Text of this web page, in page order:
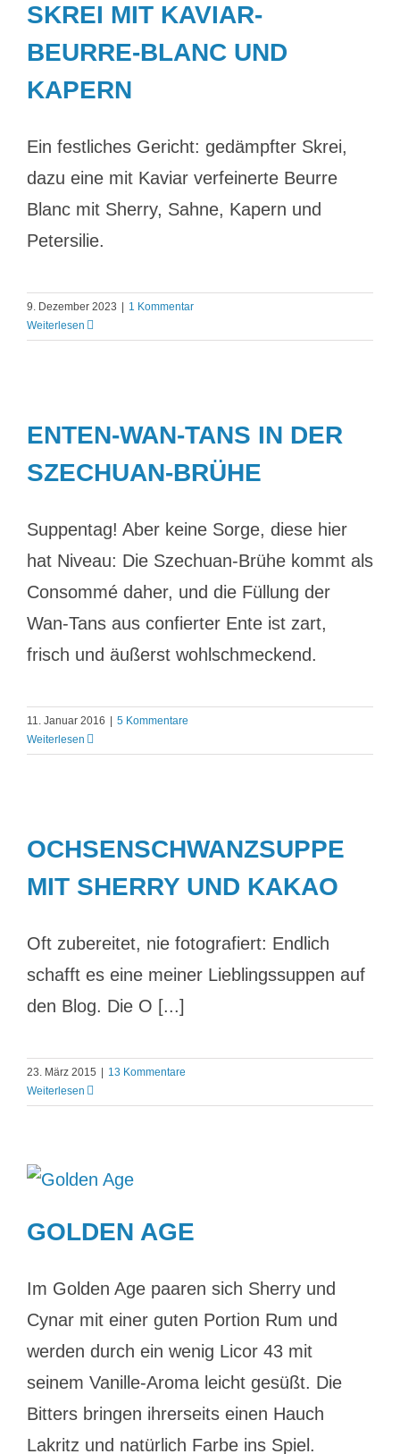
SKREI MIT KAVIAR-
BEURRE-BLANC UND
KAPERN
Ein festliches Gericht: gedämpfter Skrei,
dazu eine mit Kaviar verfeinerte Beurre
Blanc mit Sherry, Sahne, Kapern und
Petersilie.
9. Dezember 2023
1 Kommentar
Weiterlesen
ENTEN-WAN-TANS IN DER
SZECHUAN-BRÜHE
Suppentag! Aber keine Sorge, diese hier
hat Niveau: Die Szechuan-Brühe kommt als
Consommé daher, und die Füllung der
Wan-Tans aus confierter Ente ist zart,
frisch und äußerst wohlschmeckend.
11. Januar 2016
5 Kommentare
Weiterlesen
OCHSENSCHWANZSUPPE
MIT SHERRY UND KAKAO
Oft zubereitet, nie fotografiert: Endlich
schafft es eine meiner Lieblingssuppen auf
den Blog. Die O [...]
23. März 2015
13 Kommentare
Weiterlesen
GOLDEN AGE
Im Golden Age paaren sich Sherry und
Cynar mit einer guten Portion Rum und
werden durch ein wenig Licor 43 mit
seinem Vanille-Aroma leicht gesüßt. Die
Bitters bringen ihrerseits einen Hauch
Lakritz und natürlich Farbe ins Spiel.